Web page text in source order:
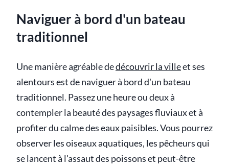
Naviguer à bord d'un bateau
traditionnel
Une manière agréable dedécouvrir la villeet ses
alentours est de naviguer à bord d'un bateau
traditionnel. Passez une heure ou deux à
contempler la beauté des paysages fluviaux et à
profiter du calme des eaux paisibles. Vous pourrez
observer les oiseaux aquatiques, les pêcheurs qui
se lancent à l'assaut des poissons et peut-être